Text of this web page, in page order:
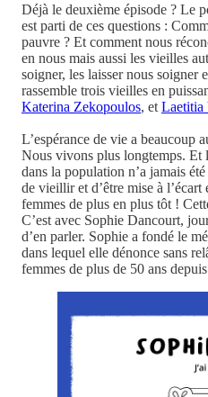
Déjà le deuxième épisode ? Le
est parti de ces questions :
pauvre ? Et comment nous
en nous mais aussi les vieilles
soigner, les laisser nous soigner
rassemble trois vieilles en
Katerina Zekopoulos, et Laetitia
L’espérance de vie a beaucoup
Nous vivons plus longtemps. Et
dans la population n’a jamais
de vieillir et d’être mise à
femmes de plus en plus tôt !
C’est avec Sophie Dancourt,
d’en parler. Sophie a fondé le
dans lequel elle dénonce sans
femmes de plus de 50 ans